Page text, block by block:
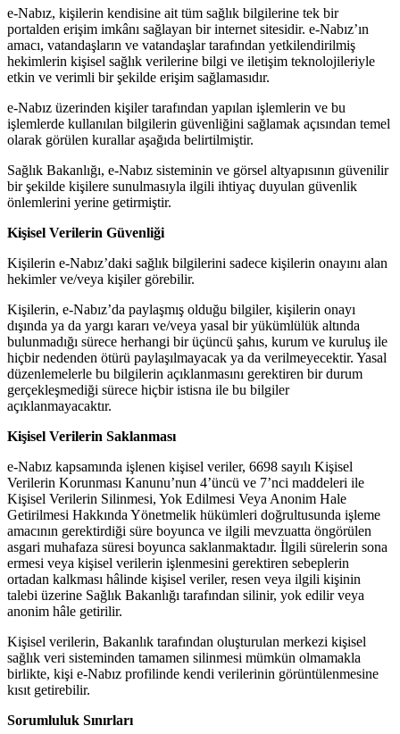
e-Nabız, kişilerin kendisine ait tüm sağlık bilgilerine tek bir
portalden erişim imkânı sağlayan bir internet sitesidir. e-Nabız’ın
amacı, vatandaşların ve vatandaşlar tarafından yetkilendirilmiş
hekimlerin kişisel sağlık verilerine bilgi ve iletişim teknolojileriyle
etkin ve verimli bir şekilde erişim sağlamasıdır.
e-Nabız üzerinden kişiler tarafından yapılan işlemlerin ve bu
işlemlerde kullanılan bilgilerin güvenliğini sağlamak açısından temel
olarak görülen kurallar aşağıda belirtilmiştir.
Sağlık Bakanlığı, e-Nabız sisteminin ve görsel altyapısının güvenilir
bir şekilde kişilere sunulmasıyla ilgili ihtiyaç duyulan güvenlik
önlemlerini yerine getirmiştir.
Kişisel Verilerin Güvenliği
Kişilerin e-Nabız’daki sağlık bilgilerini sadece kişilerin onayını alan
hekimler ve/veya kişiler görebilir.
Kişilerin, e-Nabız’da paylaşmış olduğu bilgiler, kişilerin onayı
dışında ya da yargı kararı ve/veya yasal bir yükümlülük altında
bulunmadığı sürece herhangi bir üçüncü şahıs, kurum ve kuruluş ile
hiçbir nedenden ötürü paylaşılmayacak ya da verilmeyecektir. Yasal
düzenlemelerle bu bilgilerin açıklanmasını gerektiren bir durum
gerçekleşmediği sürece hiçbir istisna ile bu bilgiler
açıklanmayacaktır.
Kişisel Verilerin Saklanması
e-Nabız kapsamında işlenen kişisel veriler, 6698 sayılı Kişisel
Verilerin Korunması Kanunu’nun 4’üncü ve 7’nci maddeleri ile
Kişisel Verilerin Silinmesi, Yok Edilmesi Veya Anonim Hale
Getirilmesi Hakkında Yönetmelik hükümleri doğrultusunda işleme
amacının gerektirdiği süre boyunca ve ilgili mevzuatta öngörülen
asgari muhafaza süresi boyunca saklanmaktadır. İlgili sürelerin sona
ermesi veya kişisel verilerin işlenmesini gerektiren sebeplerin
ortadan kalkması hâlinde kişisel veriler, resen veya ilgili kişinin
talebi üzerine Sağlık Bakanlığı tarafından silinir, yok edilir veya
anonim hâle getirilir.
Kişisel verilerin, Bakanlık tarafından oluşturulan merkezi kişisel
sağlık veri sisteminden tamamen silinmesi mümkün olmamakla
birlikte, kişi e-Nabız profilinde kendi verilerinin görüntülenmesine
kısıt getirebilir.
Sorumluluk Sınırları